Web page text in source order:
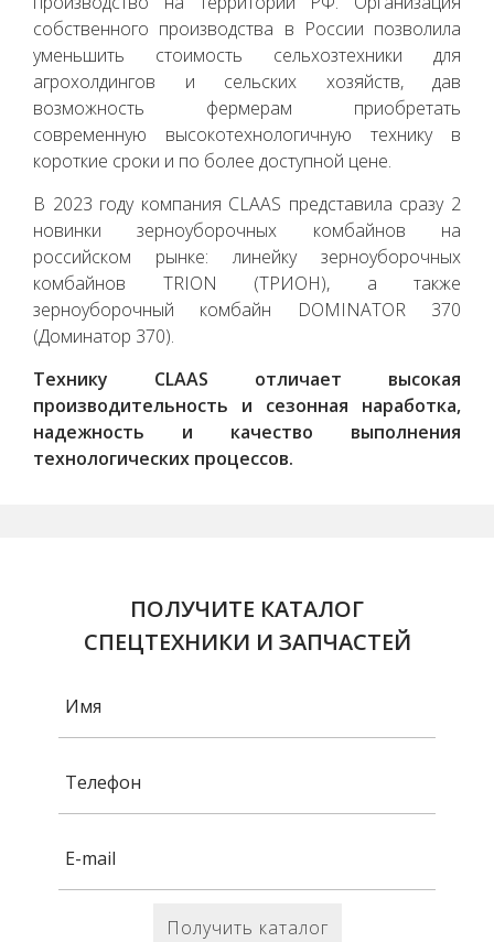
собственного производства в России позволила
уменьшить стоимость сельхозтехники для
агрохолдингов и сельских хозяйств, дав
возможность фермерам приобретать
современную высокотехнологичную технику в
короткие сроки и по более доступной цене.
В 2023 году компания CLAAS представила сразу 2
новинки зерноуборочных комбайнов на
российском рынке: линейку зерноуборочных
комбайнов TRION (ТРИОН), а также
зерноуборочный комбайн DOMINATOR 370
(Доминатор 370).
Технику CLAAS отличает высокая
производительность и сезонная наработка,
надежность и качество выполнения
технологических процессов.
ПОЛУЧИТЕ КАТАЛОГ
СПЕЦТЕХНИКИ И ЗАПЧАСТЕЙ
Получить каталог